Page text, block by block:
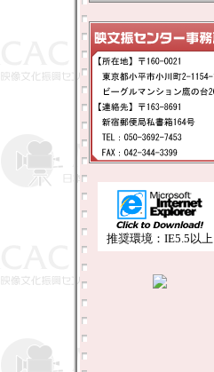
推奨環境：IE5.5以上